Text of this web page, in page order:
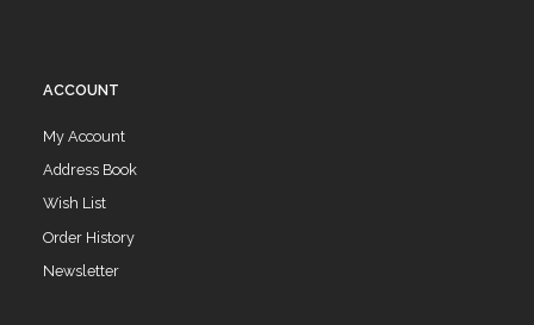
ACCOUNT
My Account
Address Book
Wish List
Order History
Newsletter